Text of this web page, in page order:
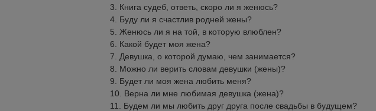
3. Книга судеб, ответь, скоро ли я женюсь?
4. Буду ли я счастлив родней жены?
5. Женюсь ли я на той, в которую влюблен?
6. Какой будет моя жена?
7. Девушка, о которой думаю, чем занимается?
8. Можно ли верить словам девушки (жены)?
9. Будет ли моя жена любить меня?
10. Верна ли мне любимая девушка (жена)?
11. Будем ли мы любить друг друга после свадьбы в будущем?